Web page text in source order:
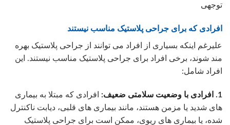
توجهی
افرادی که برای جراحی پلاستیک مناسب نیستند
علیرغم اینکه بسیاری از افراد می توانند از جراحی پلاستیک بهره
مند شوند، برخی افراد برای جراحی پلاستیک مناسب نیستند. این
افراد شامل:
1. افرادی با وضعیت سلامتی ضعیف:
افرادی که مبتلا به بیماری
های شدید یا مزمن هستند، مانند بیماری های قلبی، دیابت ناکنترل
شده، یا بیماری های ریوی، ممکن است برای جراحی پلاستیک